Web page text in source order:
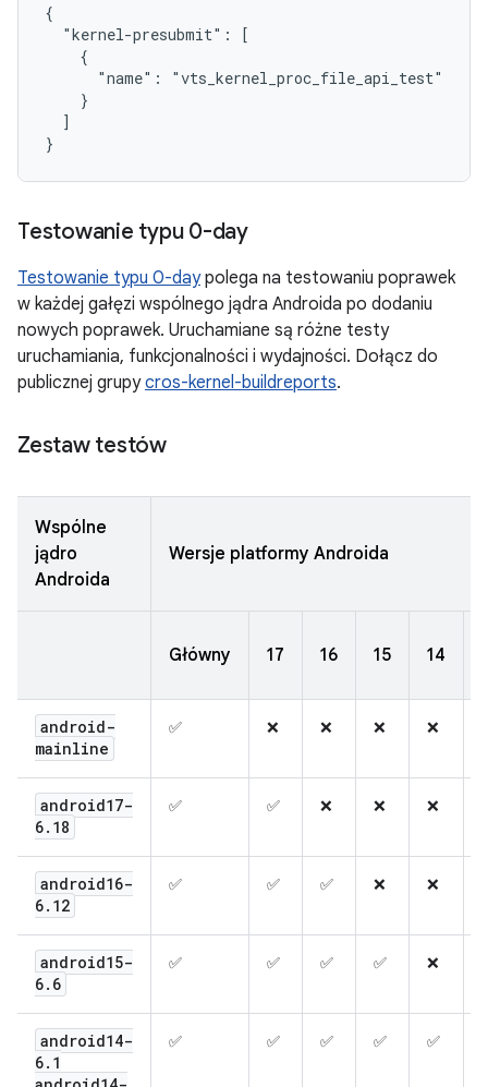
{
  "kernel-presubmit": [
    {
      "name": "vts_kernel_proc_file_api_test"
    }
  ]
Testowanie typu 0-day
Testowanie typu 0-daypolega na testowaniu poprawek
w każdej gałęzi wspólnego jądra Androida po dodaniu
nowych poprawek. Uruchamiane są różne testy
uruchamiania, funkcjonalności i wydajności. Dołącz do
publicznej grupycros-kernel-buildreports.
Zestaw testów
Wspólne
jądro
Androida
Wersje platformy Androida
Główny 17 16 15 14
android-
mainline
✅ ❌ ❌ ❌ ❌
android17-
6. 18
✅ ✅ ❌ ❌ ❌
android16-
6. 12
✅ ✅ ✅ ❌ ❌
android15-
6. 6
✅ ✅ ✅ ✅ ❌
android14-
6. 1
✅ ✅ ✅ ✅ ✅